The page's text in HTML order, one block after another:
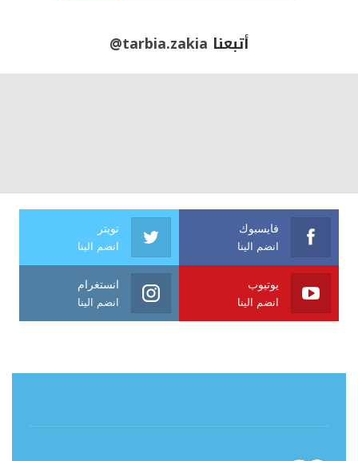
أتبعنا @tarbia.zakia
فايسبوك
انضم الينا
تويتر
انضم الينا
يوتيوب
انضم الينا
انستغرام
انضم الينا